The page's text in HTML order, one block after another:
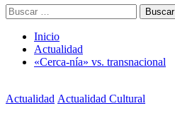
Buscar:
Inicio
Actualidad
«Cerca-nía» vs. transnacional
Actualidad Actualidad Cultural